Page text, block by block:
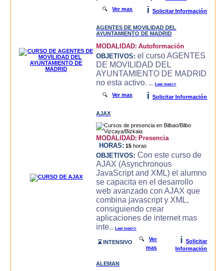
🔍Ver mas i Solicitar Información
AGENTES DE MOVILIDAD DEL
AYUNTAMIENTO DE MADRID
MODALIDAD: Autoformación
OBJETIVOS: el curso AGENTES
DE MOVILIDAD DEL
AYUNTAMIENTO DE MADRID
no esta activo. ..Leer mas>>
🔍Ver mas i Solicitar Información
AJAX
MODALIDAD: Presencia
HORAS: 15 horas
OBJETIVOS: Con este curso de
AJAX (Asynchronous
JavaScript and XML) el alumno
se capacita en el desarrollo
web avanzado con AJAX que
combina javascript y XML,
consiguiendo crear
aplicaciones de internet mas
inte..Leer mas>>
⌛ INTENSIVO 🔍Ver
mas
i
Solicitar
Información
ALEMAN